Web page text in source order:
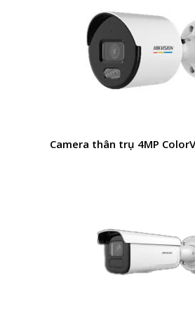
Camera thân trụ 4MP